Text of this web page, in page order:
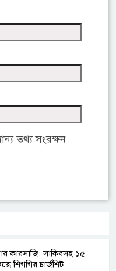
তথ্য সংরক্ষন
কারসাজি: সাকিবসহ ১৫
শিগগির চার্জশিট